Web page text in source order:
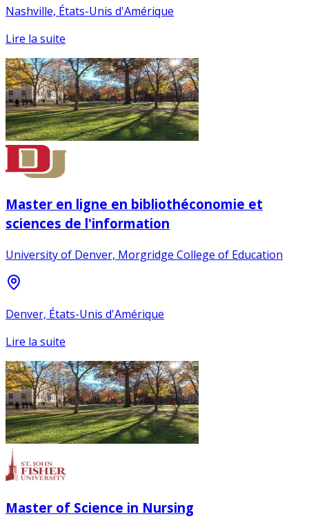
Nashville, États-Unis d'Amérique
Lire la suite
Master en ligne en bibliothéconomie et
sciences de l'information
University of Denver, Morgridge College of Education
Denver, États-Unis d'Amérique
Lire la suite
Master of Science in Nursing